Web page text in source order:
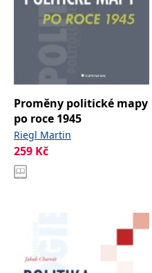
Proměny politické mapy
po roce 1945
Riegl Martin
259 Kč